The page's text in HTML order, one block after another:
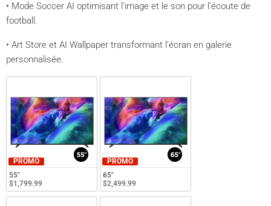
• Mode Soccer AI optimisant l'image et le son pour l'écoute de
football.
• Art Store et AI Wallpaper transformant l'écran en galerie
personnalisée.
PROMO
55"
$1,799.99
PROMO
65"
$2,499.99